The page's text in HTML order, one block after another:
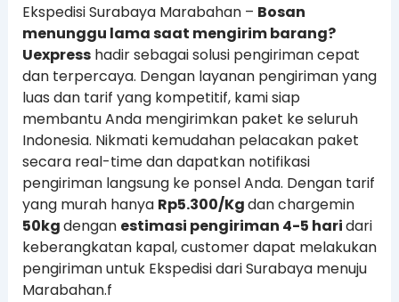
Ekspedisi Surabaya Marabahan – Bosan
menunggu lama saat mengirim barang?
Uexpresshadir sebagai solusi pengiriman cepat
dan terpercaya. Dengan layanan pengiriman yang
luas dan tarif yang kompetitif, kami siap
membantu Anda mengirimkan paket ke seluruh
Indonesia. Nikmati kemudahan pelacakan paket
secara real-time dan dapatkan notifikasi
pengiriman langsung ke ponsel Anda. Dengan tarif
yang murah hanya Rp5.300/Kgdan chargemin
50kgdengan estimasi pengiriman 4-5 haridari
keberangkatan kapal, customer dapat melakukan
pengiriman untuk Ekspedisi dari Surabaya menuju
Marabahan.f